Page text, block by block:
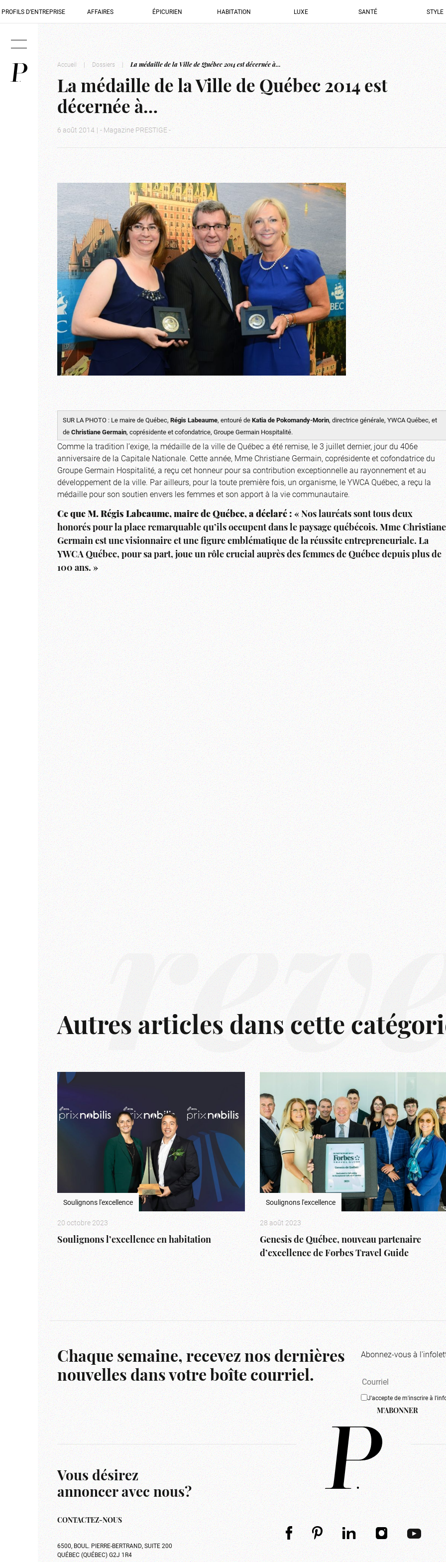
PROFILS D’ENTREPRISE AFFAIRES ÉPICURIEN HABITATION LUXE SANTÉ STYLE
Accueil | Dossiers | La médaille de la Ville de Québec 2014 est décernée à…
La médaille de la Ville de Québec 2014 est
décernée à…
6 août 2014 | - Magazine PRESTIGE -
SUR LA PHOTO : Le maire de Québec, Régis Labeaume, entouré deKatia de Pokomandy-Morin, directrice générale, YWCA Québec, et
deChristiane Germain, coprésidente et cofondatrice, Groupe Germain Hospitalité.
Comme la tradition l’exige, la médaille de la ville de Québec a été remise, le 3 juillet dernier, jour du 406e
anniversaire de la Capitale Nationale. Cette année, Mme Christiane Germain, coprésidente et cofondatrice du
Groupe Germain Hospitalité, a reçu cet honneur pour sa contribution exceptionnelle au rayonnement et au
développement de la ville. Par ailleurs, pour la toute première fois, un organisme, le YWCA Québec, a reçu la
médaille pour son soutien envers les femmes et son apport à la vie communautaire.
Ce que M. Régis Labeaume, maire de Québec, a déclaré : « Nos lauréats sont tous deux
honorés pour la place remarquable qu’ils occupent dans le paysage québécois. Mme Christiane
Germain est une visionnaire et une figure emblématique de la réussite entrepreneuriale. La
YWCA Québec, pour sa part, joue un rôle crucial auprès des femmes de Québec depuis plus de
100 ans. »
Autres articles dans cette
Soulignons l'excellence
20 octobre 2023
Soulignons l’excellence en habitation
Soulignons l'excellence
28 août 2023
Genesis de Québec, nouveau partenaire
d’excellence de Forbes Travel Guide
Chaque semaine, recevez nos dernières
nouvelles dans votre boîte courriel.
Abonnez-vous à
J'accepte de m'inscrire à
M'ABONNER
Vous désirez
annoncer avec nous?
CONTACTEZ-NOUS
6500, BOUL. PIERRE-BERTRAND, SUITE 200
QUÉBEC (QUÉBEC) G2J 1R4